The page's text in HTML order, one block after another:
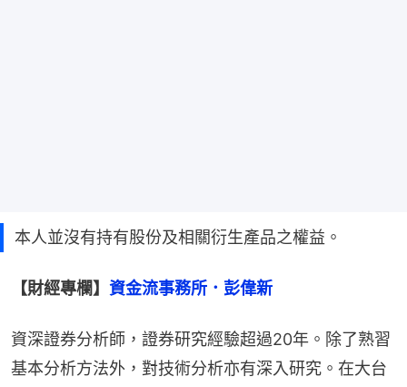
本人並沒有持有股份及相關衍生產品之權益。
【財經專欄】 資金流事務所．彭偉新
資深證券分析師，證券研究經驗超過20年。除了熟習
基本分析方法外，對技術分析亦有深入研究。在大台